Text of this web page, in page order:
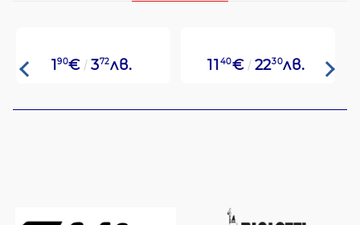
190€ 372лв. 11 40€ 2230лв.